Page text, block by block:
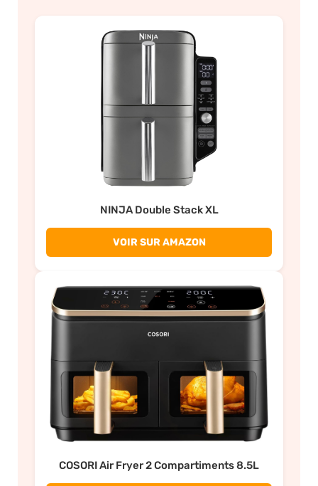
NINJA Double Stack XL
VOIR SUR AMAZON
COSORI Air Fryer 2 Compartiments 8.5L